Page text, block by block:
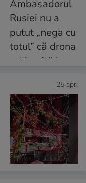
25 apr.